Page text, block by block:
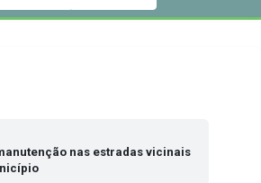
nas estradas vicinais